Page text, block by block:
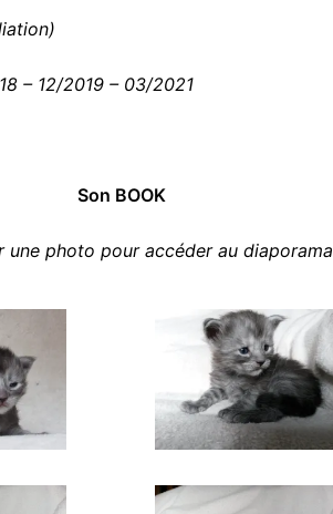
– 12/2019 – 03/2021
Son BOOK
une photo pour accéder au diaporama